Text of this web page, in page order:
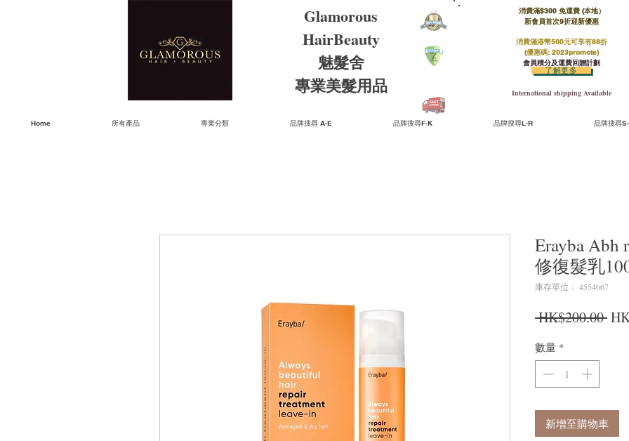
Glamorous
HairBeauty
魅髮舍
​​專業美髮用品
消費滿$300 免運費 (本地）​
新會員首次9折迎新優惠
消費滿港幣500元可享有88折
(優惠碼: 2023promote)
會員積分及運費回贈計劃
International shipping Available
了解更多
Home 所有產品 專業分類 品牌搜尋 A-E 品牌搜尋F-K 品牌搜尋L-R 品牌搜尋
Erayba Abh
修復髮乳
庫存單位： 4554667
HK$200.00 一
數量 *
新增至購物車